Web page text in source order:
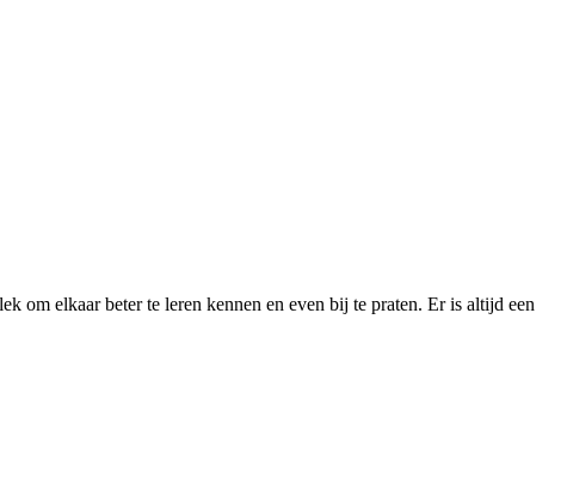
om elkaar beter te leren kennen en even bij te praten. Er is altijd een